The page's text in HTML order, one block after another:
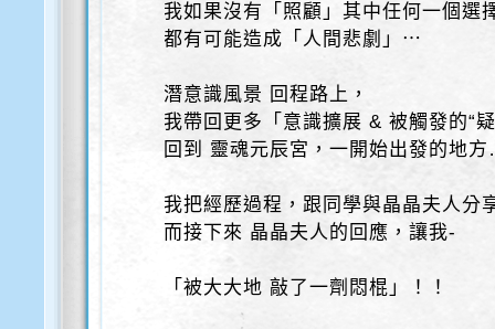
我如果沒有「照顧」其中任何一個選
都有可能造成「人間悲劇」⋯
潛意識風景 回程路上，
我帶回更多「意識擴展 & 被觸發的“
回到 靈魂元辰宮，一開始出發的地
我把經歷過程，跟同學與晶晶夫人分
而接下來 晶晶夫人的回應，讓我-
「被大大地 敲了一劑悶棍」！！